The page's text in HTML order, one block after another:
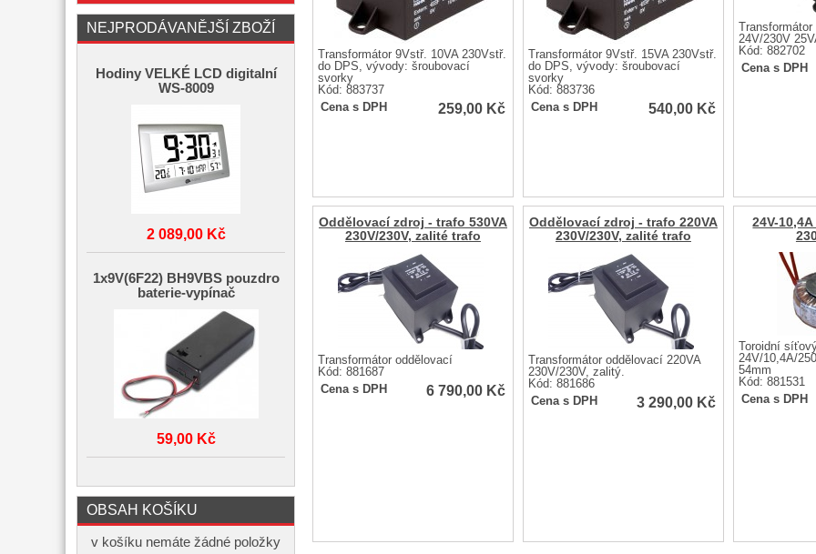
Transformátor 9Vstř. 10VA 230Vstř.
do DPS, vývody: šroubovací
svorky
Kód: 883737
Cena s DPH
259,00 Kč
Transformátor 9Vstř. 15VA 230Vstř.
do DPS, vývody: šroubovací
svorky
Kód: 883736
Cena s DPH
540,00 Kč
Transformátor
24V/230V
Kód: 882702
Cena s DPH
Oddělovací zdroj - trafo 530VA
230V/230V, zalité trafo
Transformátor oddělovací
Kód: 881687
Cena s DPH
6 790,00 Kč
Oddělovací zdroj - trafo 220VA
230V/230V, zalité trafo
Transformátor oddělovací 220VA
230V/230V, zalitý.
Kód: 881686
Cena s DPH
3 290,00 Kč
24V-
Toroidní
24V/10,4A/
54mm
Kód: 881531
Cena s DPH
NEJPRODÁVANĚJŠÍ ZBOŽÍ
Hodiny VELKÉ LCD digitalní
WS-8009
2 089,00 Kč
1x9V(6F22) BH9VBS pouzdro
baterie-vypínač
59,00 Kč
OBSAH KOŠÍKU
v košíku nemáte žádné položky